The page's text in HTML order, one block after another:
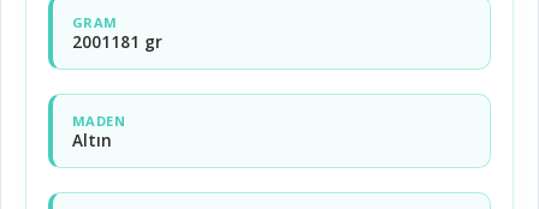
GRAM
2001181 gr
MADEN
Altın